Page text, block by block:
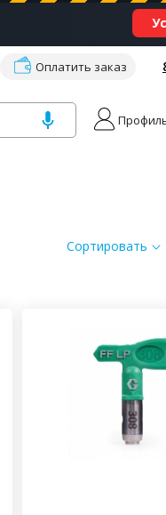
Оплатить заказ
Сортировать